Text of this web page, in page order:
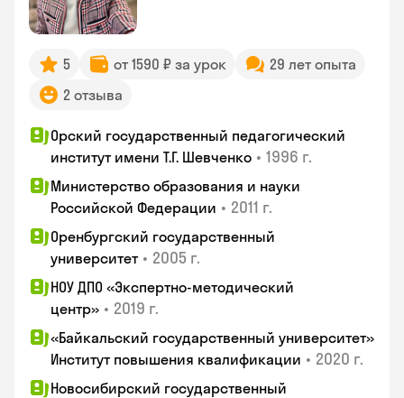
5 от 1590 ₽ за урок
29 лет опыта
2 отзыва
Орский государственный педагогический
институт имени Т.Г. Шевченко • 1996 г.
Министерство образования и науки
Российской Федерации • 2011 г.
Оренбургский государственный
университет • 2005 г.
НОУ ДПО «Экспертно-методический
центр» • 2019 г.
«Байкальский государственный университет»
Институт повышения квалификации • 2020 г.
Новосибирский государственный